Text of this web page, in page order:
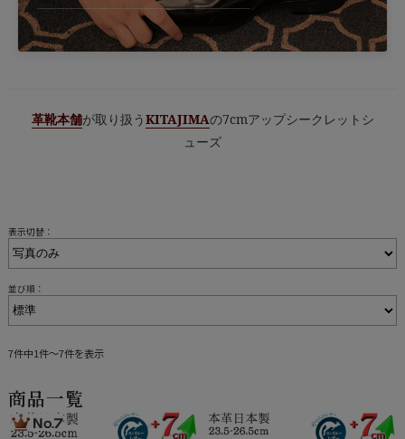
革靴本舗が取り扱うKITAJIMAの7cmアップシークレットシ
ューズ
表示切替：
並び順：
7件中1件～7件を表示
商品一覧